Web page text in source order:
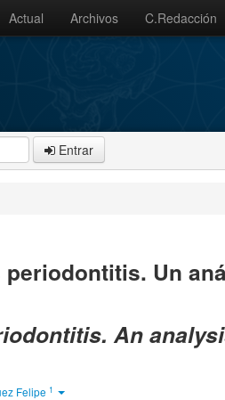
Actual Archivos C.Redacción
Entrar
Un
An
Felipe 1